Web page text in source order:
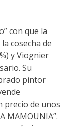
con que la
cosecha de
y Viognier
Su
pintor
precio de unos
MAMOUNIA”.